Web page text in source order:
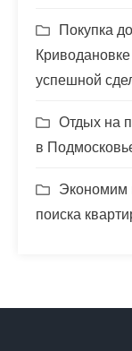
Покупка
успешной
Отдых на
в
Экономим
поиска